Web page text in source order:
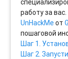
работу за
UnHackMeот
пошаговой
Шаг 1.
Шаг 2.